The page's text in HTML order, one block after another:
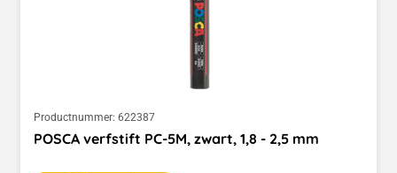
Productnummer: 622387
POSCA verfstift PC-5M, zwart, 1,8 - 2,5 mm